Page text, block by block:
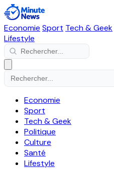
Economie Sport Tech & Geek
Lifestyle
Economie
Sport
Tech & Geek
Politique
Culture
Santé
Lifestyle